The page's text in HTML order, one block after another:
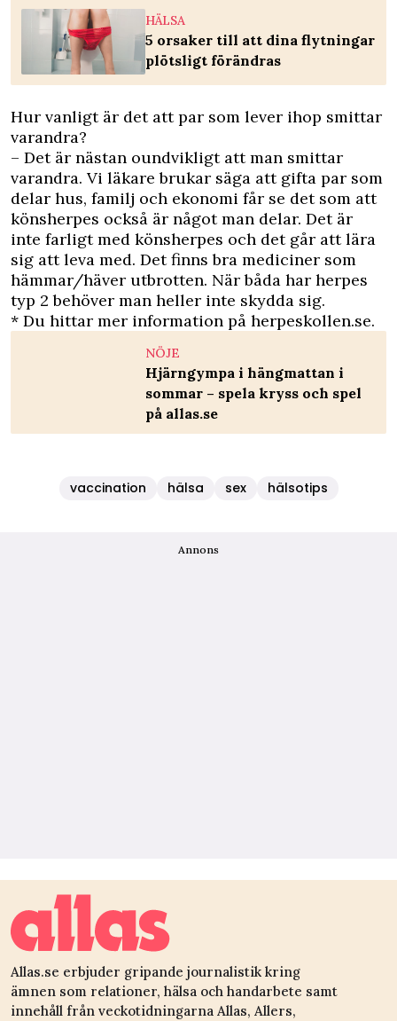
HÄLSA
5 orsaker till att dina flytningar
plötsligt förändras
Hur vanligt är det att par som lever ihop smittar
varandra?
– Det är nästan oundvikligt att man smittar
varandra. Vi läkare brukar säga att gifta par som
delar hus, familj och ekonomi får se det som att
könsherpes också är något man delar. Det är
inte farligt med könsherpes och det går att lära
sig att leva med. Det finns bra mediciner som
hämmar/häver utbrotten. När båda har herpes
typ 2 behöver man heller inte skydda sig.
* Du hittar mer information på herpeskollen.se.
NÖJE
Hjärngympa i hängmattan i
sommar – spela kryss och spel
på allas.se
vaccination hälsa sex hälsotips
Annons
Allas.se erbjuder gripande journalistik kring
ämnen som relationer, hälsa och handarbete samt
innehåll från veckotidningarna Allas, Allers,